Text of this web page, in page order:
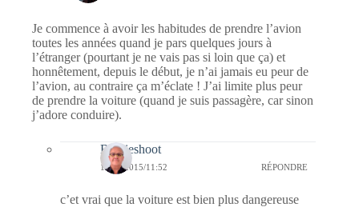
Je commence à avoir les habitudes de prendre l’avion
toutes les années quand je pars quelques jours à
l’étranger (pourtant je ne vais pas si loin que ça) et
honnêtement, depuis le début, je n’ai jamais eu peur de
l’avion, au contraire ça m’éclate ! J’ai limite plus peur
de prendre la voiture (quand je suis passagère, car sinon
j’adore conduire).
Bernieshoot
12/11/2015/11:52 RÉPONDRE
c’et vrai que la voiture est bien plus dangereuse